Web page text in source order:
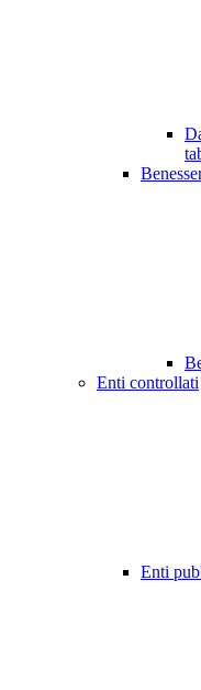
Enti controllati
Enti